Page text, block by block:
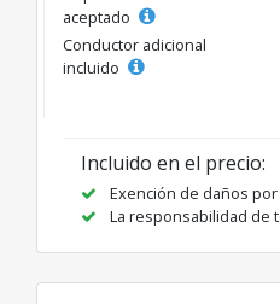
aceptado
Conductor adicional
incluido
Incluido en el precio:
Exención de daños por
La responsabilidad de